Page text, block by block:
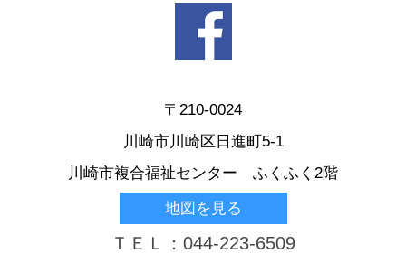
〒210-0024
川崎市川崎区日進町5-1
川崎市複合福祉センター ふくふく2階
地図を見る
ＴＥＬ：044-223-6509